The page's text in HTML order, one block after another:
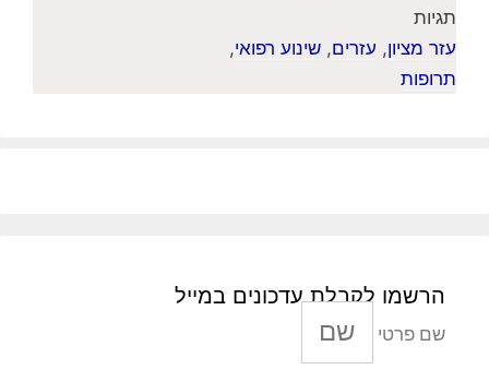
תגיות
עזר מציון, עזרים, שינוע רפואי,
תרופות
הרשמו לקבלת עדכונים במייל
שם פרטי